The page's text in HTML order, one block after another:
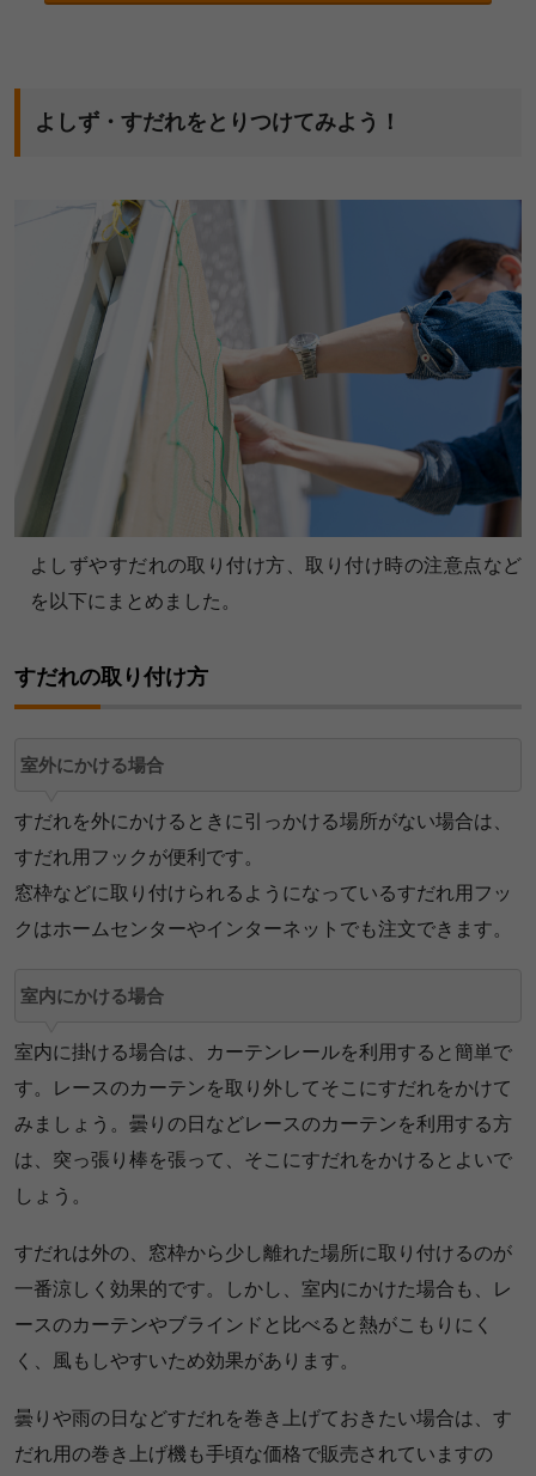
よしず・すだれをとりつけてみよう！
よしずやすだれの取り付け方、取り付け時の注意点など
を以下にまとめました。
すだれの取り付け方
室外にかける場合
すだれを外にかけるときに引っかける場所がない場合は、
すだれ用フックが便利です。
窓枠などに取り付けられるようになっているすだれ用フッ
クはホームセンターやインターネットでも注文できます。
室内にかける場合
室内に掛ける場合は、カーテンレールを利用すると簡単で
す。レースのカーテンを取り外してそこにすだれをかけて
みましょう。曇りの日などレースのカーテンを利用する方
は、突っ張り棒を張って、そこにすだれをかけるとよいで
しょう。
すだれは外の、窓枠から少し離れた場所に取り付けるのが
一番涼しく効果的です。しかし、室内にかけた場合も、レ
ースのカーテンやブラインドと比べると熱がこもりにく
く、風もしやすいため効果があります。
曇りや雨の日などすだれを巻き上げておきたい場合は、す
だれ用の巻き上げ機も手頃な価格で販売されていますの